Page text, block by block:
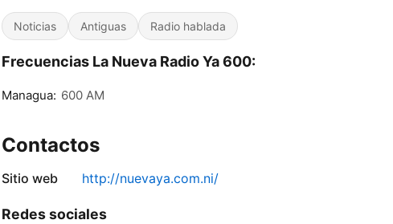
Noticias Antiguas Radio hablada
Frecuencias La Nueva Radio Ya 600:
Managua: 600 AM
Contactos
Sitio web http://nuevaya.com.ni/
Redes sociales